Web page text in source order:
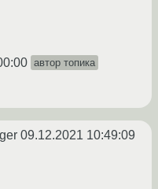
автор топика
09.12.2021 10:49:09